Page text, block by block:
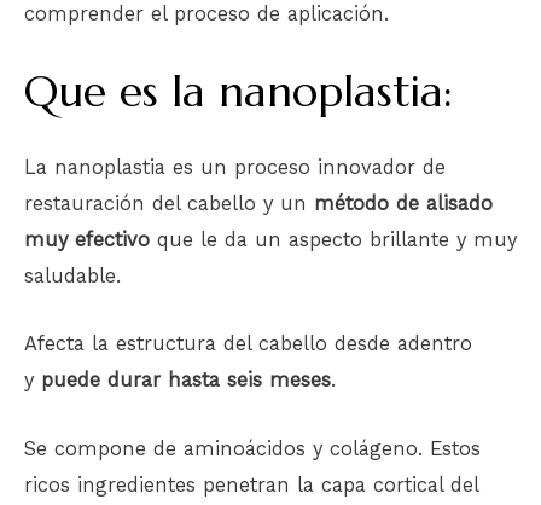
comprender el proceso de aplicación.
Que es la nanoplastia:
La nanoplastia es un proceso innovador de
restauración del cabello y un método de alisado
muy efectivo que le da un aspecto brillante y muy
saludable.
Afecta la estructura del cabello desde adentro
y puede durar hasta seis meses.
Se compone de aminoácidos y colágeno. Estos
ricos ingredientes penetran la capa cortical del